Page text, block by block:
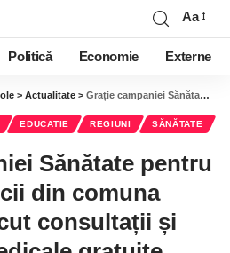
Aa
Politică Economie Externe
> Actualitate > Grație campaniei Sănătate pentru sate – Localnicii din comuna Dascălu au făcut consultații și investigații medicale gratuite
EDUCATIE REGIUNI SĂNĂTATE
Sănătate pentru
din comuna
consultații și